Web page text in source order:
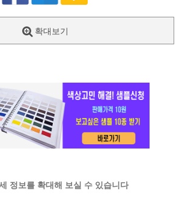
확대보기
정보를 확대해 보실 수 있습니다